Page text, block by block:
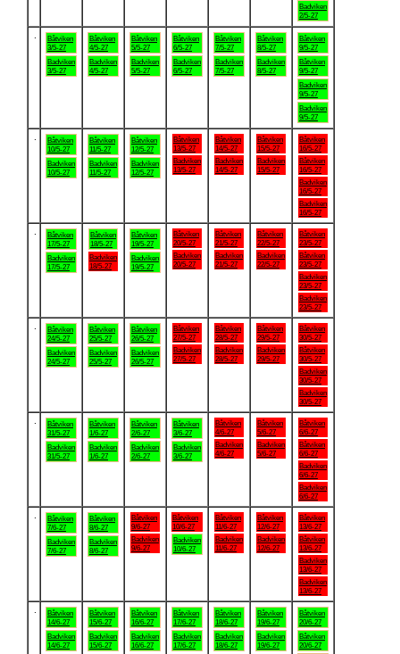
Badviken
2/5-27
Båtviken
3/5-27
Badviken
3/5-27
Båtviken
4/5-27
Badviken
4/5-27
Båtviken
5/5-27
Badviken
5/5-27
Båtviken
6/5-27
Badviken
6/5-27
Båtviken
7/5-27
Badviken
7/5-27
Båtviken
8/5-27
Badviken
8/5-27
Båtviken
9/5-27
Båtviken
9/5-27
Badviken
9/5-27
Badviken
9/5-27
Båtviken
10/5-27
Badviken
10/5-27
Båtviken
11/5-27
Badviken
11/5-27
Båtviken
12/5-27
Badviken
12/5-27
Båtviken
13/5-27
Badviken
13/5-27
Båtviken
14/5-27
Badviken
14/5-27
Båtviken
15/5-27
Badviken
15/5-27
Båtviken
16/5-27
Båtviken
16/5-27
Badviken
16/5-27
Badviken
16/5-27
Båtviken
17/5-27
Badviken
17/5-27
Båtviken
18/5-27
Badviken
18/5-27
Båtviken
19/5-27
Badviken
19/5-27
Båtviken
20/5-27
Badviken
20/5-27
Båtviken
21/5-27
Badviken
21/5-27
Båtviken
22/5-27
Badviken
22/5-27
Båtviken
23/5-27
Båtviken
23/5-27
Badviken
23/5-27
Badviken
23/5-27
Båtviken
24/5-27
Badviken
24/5-27
Båtviken
25/5-27
Badviken
25/5-27
Båtviken
26/5-27
Badviken
26/5-27
Båtviken
27/5-27
Badviken
27/5-27
Båtviken
28/5-27
Badviken
28/5-27
Båtviken
29/5-27
Badviken
29/5-27
Båtviken
30/5-27
Båtviken
30/5-27
Badviken
30/5-27
Badviken
30/5-27
Båtviken
31/5-27
Badviken
31/5-27
Båtviken
1/6-27
Badviken
1/6-27
Båtviken
2/6-27
Badviken
2/6-27
Båtviken
3/6-27
Badviken
3/6-27
Båtviken
4/6-27
Badviken
4/6-27
Båtviken
5/6-27
Badviken
5/6-27
Båtviken
6/6-27
Båtviken
6/6-27
Badviken
6/6-27
Badviken
6/6-27
Båtviken
7/6-27
Badviken
7/6-27
Båtviken
8/6-27
Badviken
8/6-27
Båtviken
9/6-27
Badviken
9/6-27
Båtviken
10/6-27
Badviken
10/6-27
Båtviken
11/6-27
Badviken
11/6-27
Båtviken
12/6-27
Badviken
12/6-27
Båtviken
13/6-27
Båtviken
13/6-27
Badviken
13/6-27
Badviken
13/6-27
Båtviken
14/6-27
Badviken
14/6-27
Båtviken
15/6-27
Badviken
15/6-27
Båtviken
16/6-27
Badviken
16/6-27
Båtviken
17/6-27
Badviken
17/6-27
Båtviken
18/6-27
Badviken
18/6-27
Båtviken
19/6-27
Badviken
19/6-27
Båtviken
20/6-27
Båtviken
20/6-27